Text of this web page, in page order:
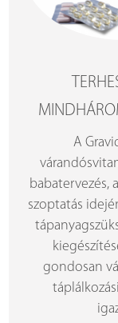
A
babatervezés,
szoptatás
gondosan